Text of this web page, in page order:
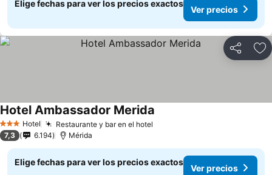
Elige fechas para ver los precios exactos
Ver precios
Compartir
3 Estrellas
Hotel Restaurante y bar en el hotel
Hotel Ambassador Merida
7,3 6.194 Mérida
Elige fechas para ver los precios exactos
Ver precios